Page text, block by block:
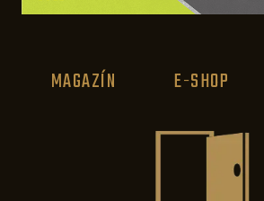
MAGAZÍN E-SHOP